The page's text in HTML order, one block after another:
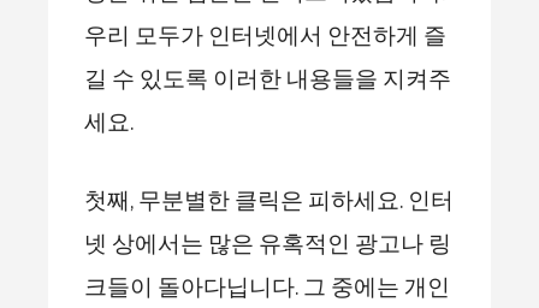
우리 모두가 인터넷에서 안전하게 즐
길 수 있도록 이러한 내용들을 지켜주
세요.
첫째, 무분별한 클릭은 피하세요. 인터
넷 상에서는 많은 유혹적인 광고나 링
크들이 돌아다닙니다. 그 중에는 개인